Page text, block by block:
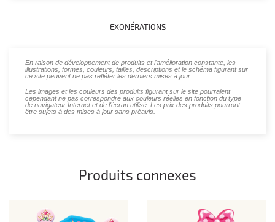
EXONÉRATIONS
En raison de développement de produits et l'amélioration constante, les
illustrations, formes, couleurs, tailles, descriptions et le schéma figurant sur
ce site peuvent ne pas refléter les derniers mises à jour.
Les images et les couleurs des produits figurant sur le site pourraient
cependant ne pas correspondre aux couleurs réelles en fonction du type
de navigateur Internet et de l'écran utilisé. Les prix des produits pourront
être sujets à des mises à jour sans préavis.
Produits connexes